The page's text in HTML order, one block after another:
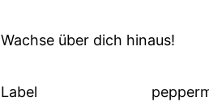
Wachse über dich hinaus!
Label